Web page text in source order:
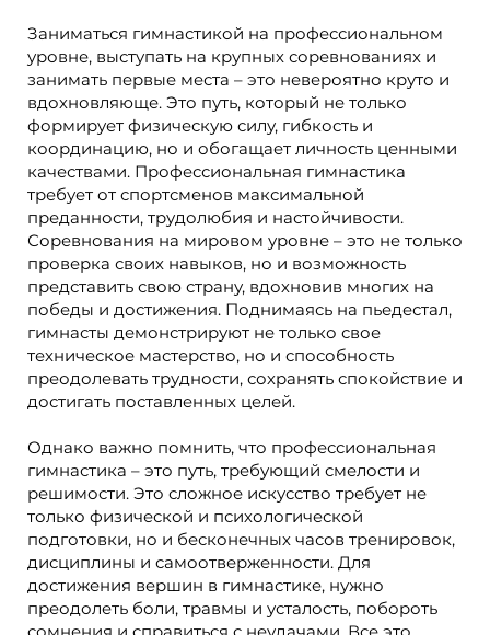
Заниматься гимнастикой на профессиональном
уровне, выступать на крупных соревнованиях и
занимать первые места – это невероятно круто и
вдохновляюще. Это путь, который не только
формирует физическую силу, гибкость и
координацию, но и обогащает личность ценными
качествами. Профессиональная гимнастика
требует от спортсменов максимальной
преданности, трудолюбия и настойчивости.
Соревнования на мировом уровне – это не только
проверка своих навыков, но и возможность
представить свою страну, вдохновив многих на
победы и достижения. Поднимаясь на пьедестал,
гимнасты демонстрируют не только свое
техническое мастерство, но и способность
преодолевать трудности, сохранять спокойствие и
достигать поставленных целей.
Однако важно помнить, что профессиональная
гимнастика – это путь, требующий смелости и
решимости. Это сложное искусство требует не
только физической и психологической
подготовки, но и бесконечных часов тренировок,
дисциплины и самоотверженности. Для
достижения вершин в гимнастике, нужно
преодолеть боли, травмы и усталость, побороть